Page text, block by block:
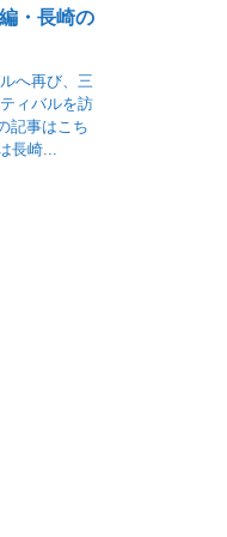
・長崎の
へ再び、三
ィバルを訪
記事はこち
長崎...